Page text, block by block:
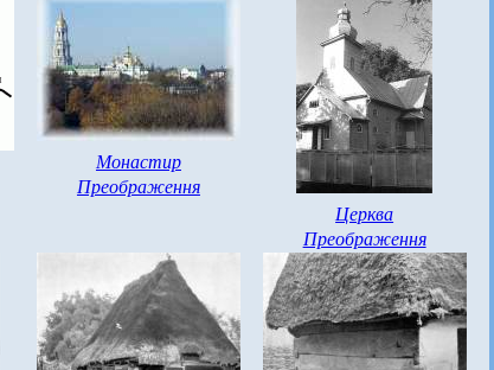
Монастир
Преображення
Церква
Преображення